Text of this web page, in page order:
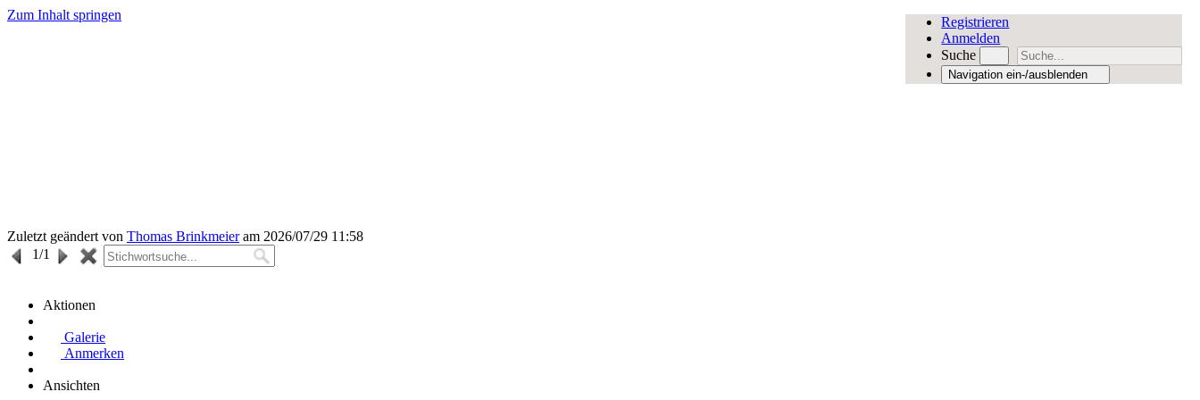
Zum Inhalt springen
Registrieren
Anmelden
Suche
Navigation ein-/ausblenden
Zuletzt geändert von Thomas Brinkmeieram 2026/07/29 11:58
1/1
Aktionen
Galerie
Anmerken
Ansichten